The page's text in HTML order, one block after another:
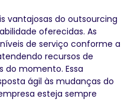
vantajosas do outsourcing
oferecidas. As
de serviço conforme a
recursos de
do momento. Essa
ágil às mudanças do
esteja sempre